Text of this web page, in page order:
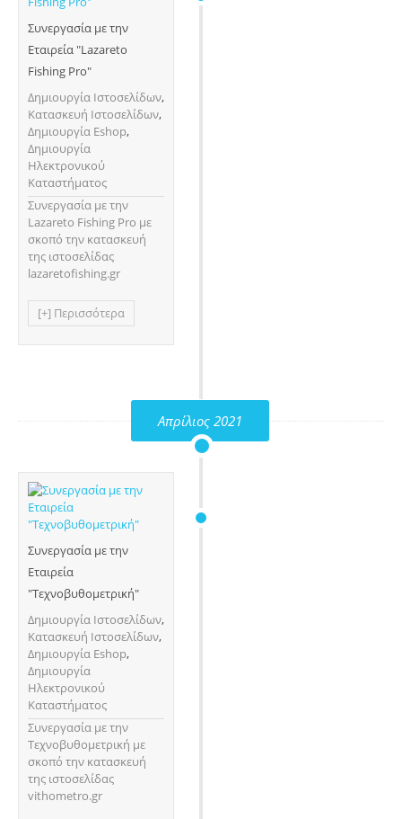
Συνεργασία με την
Εταιρεία "Lazareto
Fishing Pro"
Δημιουργία Ιστοσελίδων,
Κατασκευή Ιστοσελίδων,
Δημιουργία Eshop,
Δημιουργία
Ηλεκτρονικού
Καταστήματος
Συνεργασία με την
Lazareto Fishing Pro με
σκοπό την κατασκευή
της ιστοσελίδας
lazaretofishing.gr
[+] Περισσότερα
Απρίλιος 2021
Συνεργασία με την
Εταιρεία
"Τεχνοβυθομετρική"
Δημιουργία Ιστοσελίδων,
Κατασκευή Ιστοσελίδων,
Δημιουργία Eshop,
Δημιουργία
Ηλεκτρονικού
Καταστήματος
Συνεργασία με την
Τεχνοβυθομετρική με
σκοπό την κατασκευή
της ιστοσελίδας
vithometro.gr